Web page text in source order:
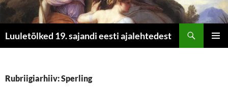
Luuletõlked 19. sajandi eesti ajalehtedest
Rubriigiarhiiv: Sperling